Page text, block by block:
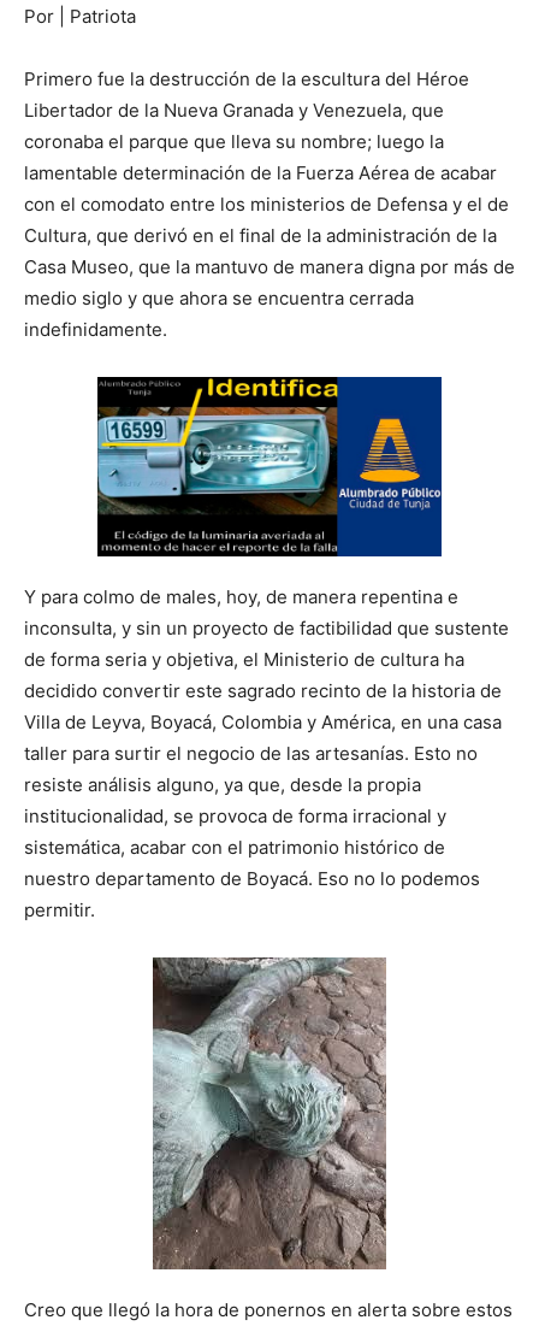
Por | Patriota
Primero fue la destrucción de la escultura del Héroe
Libertador de la Nueva Granada y Venezuela, que
coronaba el parque que lleva su nombre; luego la
lamentable determinación de la Fuerza Aérea de acabar
con el comodato entre los ministerios de Defensa y el de
Cultura, que derivó en el final de la administración de la
Casa Museo, que la mantuvo de manera digna por más de
medio siglo y que ahora se encuentra cerrada
indefinidamente.
Y para colmo de males, hoy, de manera repentina e
inconsulta, y sin un proyecto de factibilidad que sustente
de forma seria y objetiva, el Ministerio de cultura ha
decidido convertir este sagrado recinto de la historia de
Villa de Leyva, Boyacá, Colombia y América, en una casa
taller para surtir el negocio de las artesanías. Esto no
resiste análisis alguno, ya que, desde la propia
institucionalidad, se provoca de forma irracional y
sistemática, acabar con el patrimonio histórico de
nuestro departamento de Boyacá. Eso no lo podemos
permitir.
Creo que llegó la hora de ponernos en alerta sobre estos